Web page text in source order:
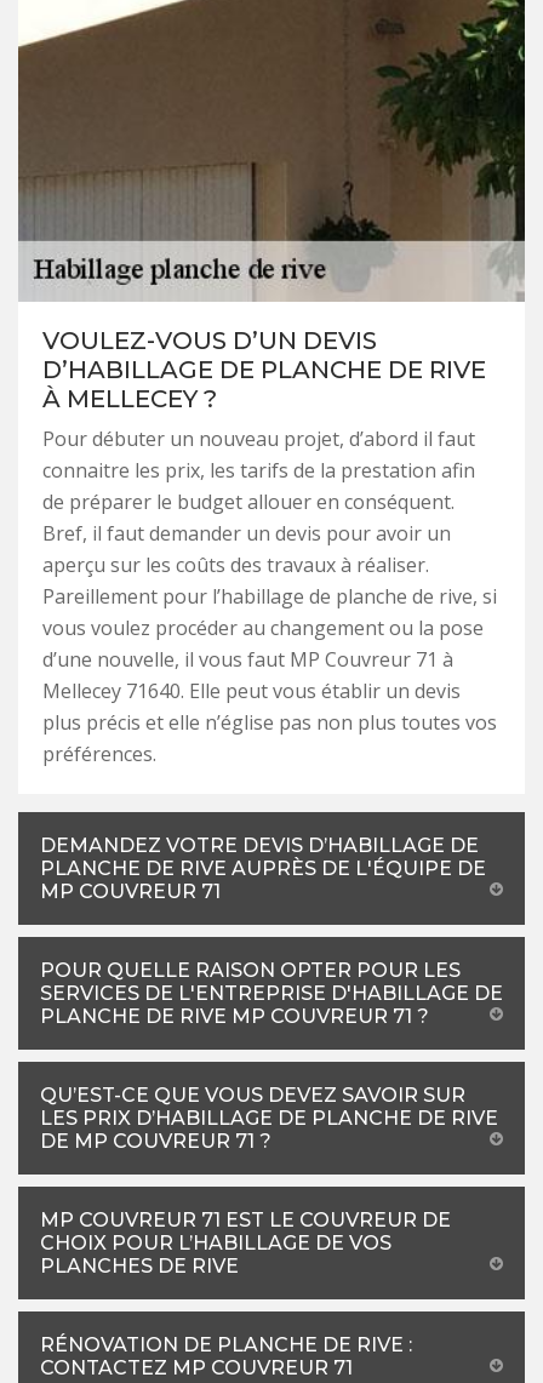
VOULEZ-VOUS D’UN DEVIS
D’HABILLAGE DE PLANCHE DE RIVE
À MELLECEY ?
Pour débuter un nouveau projet, d’abord il faut
connaitre les prix, les tarifs de la prestation afin
de préparer le budget allouer en conséquent.
Bref, il faut demander un devis pour avoir un
aperçu sur les coûts des travaux à réaliser.
Pareillement pour l’habillage de planche de rive, si
vous voulez procéder au changement ou la pose
d’une nouvelle, il vous faut MP Couvreur 71 à
Mellecey 71640. Elle peut vous établir un devis
plus précis et elle n’église pas non plus toutes vos
préférences.
DEMANDEZ VOTRE DEVIS D’HABILLAGE DE
PLANCHE DE RIVE AUPRÈS DE L'ÉQUIPE DE
MP COUVREUR 71
POUR QUELLE RAISON OPTER POUR LES
SERVICES DE L'ENTREPRISE D'HABILLAGE DE
PLANCHE DE RIVE MP COUVREUR 71 ?
QU’EST-CE QUE VOUS DEVEZ SAVOIR SUR
LES PRIX D’HABILLAGE DE PLANCHE DE RIVE
DE MP COUVREUR 71 ?
MP COUVREUR 71 EST LE COUVREUR DE
CHOIX POUR L’HABILLAGE DE VOS
PLANCHES DE RIVE
RÉNOVATION DE PLANCHE DE RIVE :
CONTACTEZ MP COUVREUR 71